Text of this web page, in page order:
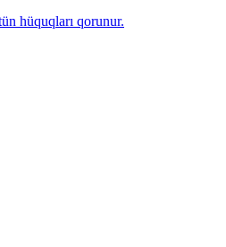
hüquqları qorunur.